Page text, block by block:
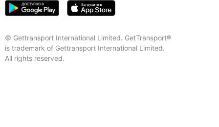
© Gettransport International Limited. GetTransport®
is trademark of Gettransport International Limited.
All rights reserved.